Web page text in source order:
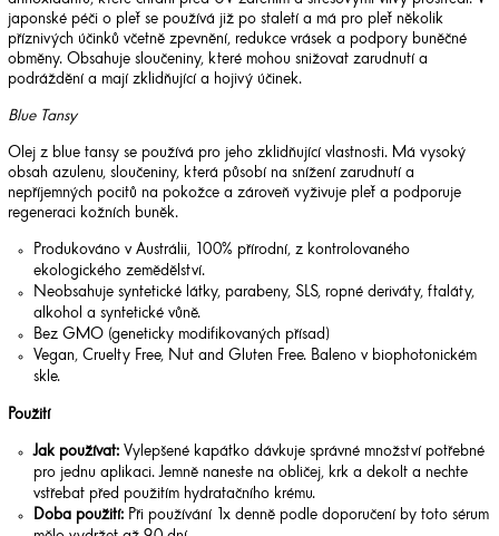
japonské péči o pleť se používá již po staletí a má pro pleť několik
příznivých účinků včetně zpevnění, redukce vrásek a podpory buněčné
obměny. Obsahuje sloučeniny, které mohou snižovat zarudnutí a
podráždění a mají zklidňující a hojivý účinek.
Blue Tansy
Olej z blue tansy se používá pro jeho zklidňující vlastnosti. Má vysoký
obsah azulenu, sloučeniny, která působí na snížení zarudnutí a
nepříjemných pocitů na pokožce a zároveň vyživuje pleť a podporuje
regeneraci kožních buněk.
Produkováno v Austrálii, 100% přírodní, z kontrolovaného
ekologického zemědělství.
Neobsahuje syntetické látky, parabeny, SLS, ropné deriváty, ftaláty,
alkohol a syntetické vůně.
Bez GMO (geneticky modifikovaných přísad)
Vegan, Cruelty Free, Nut and Gluten Free. Baleno v biophotonickém
skle.
Použití
Jak používat:Vylepšené kapátko dávkuje správné množství potřebné
pro jednu aplikaci. Jemně naneste na obličej, krk a dekolt a nechte
vstřebat před použitím hydratačního krému.
Doba použití:Při používání 1x denně podle doporučení by toto sérum